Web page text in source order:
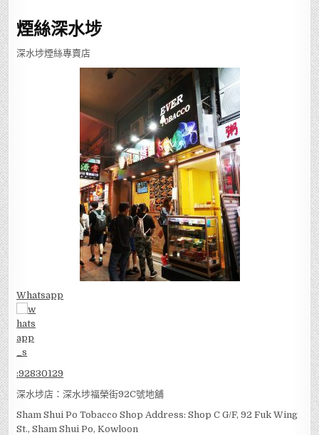
煙絲深水埗
深水埗煙絲專賣店
Whatsapp
:92830129
深水埗店：深水埗福榮街92C號地舖
Sham Shui Po Tobacco Shop Address: Shop C G/F, 92 Fuk Wing
St., Sham Shui Po, Kowloon